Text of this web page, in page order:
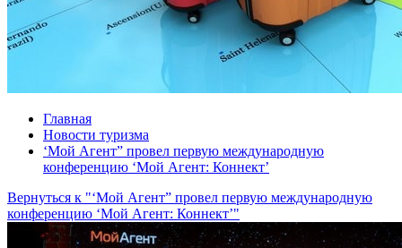
Главная
Новости туризма
‘Мой Агент” провел первую международную
конференцию ‘Мой Агент: Коннект’
Вернуться к "‘Мой Агент” провел первую международную
конференцию ‘Мой Агент: Коннект’"